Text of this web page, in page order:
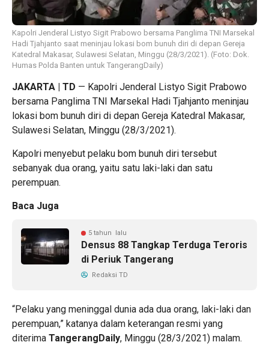
Kapolri Jenderal Listyo Sigit Prabowo bersama Panglima TNI Marsekal
Hadi Tjahjanto saat meninjau lokasi bom bunuh diri di depan Gereja
Katedral Makasar, Sulawesi Selatan, Minggu (28/3/2021). (Foto: Dok.
Humas Polda Banten untuk TangerangDaily)
JAKARTA | TD — Kapolri Jenderal Listyo Sigit Prabowo
bersama Panglima TNI Marsekal Hadi Tjahjanto meninjau
lokasi bom bunuh diri di depan Gereja Katedral Makasar,
Sulawesi Selatan, Minggu (28/3/2021).
Kapolri menyebut pelaku bom bunuh diri tersebut
sebanyak dua orang, yaitu satu laki-laki dan satu
perempuan.
Baca Juga
5 tahun lalu
Densus 88 Tangkap Terduga Teroris
di Periuk Tangerang
Redaksi TD
“Pelaku yang meninggal dunia ada dua orang, laki-laki dan
perempuan,” katanya dalam keterangan resmi yang
diterima TangerangDaily, Minggu (28/3/2021) malam.